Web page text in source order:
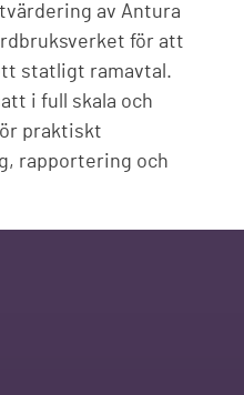
av Antura
för att
statligt ramavtal.
i full skala och
praktiskt
rapportering och